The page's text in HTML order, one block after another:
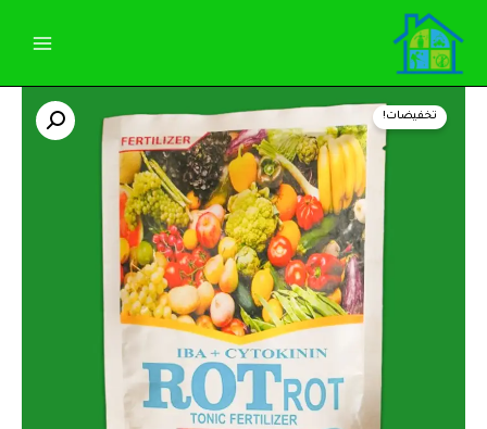
المحتوى
تخفيضات!
السعر
الأصلي
هو:
140,00 EGP.
السعر
الحالي
هو:
130,00 EGP.
روت